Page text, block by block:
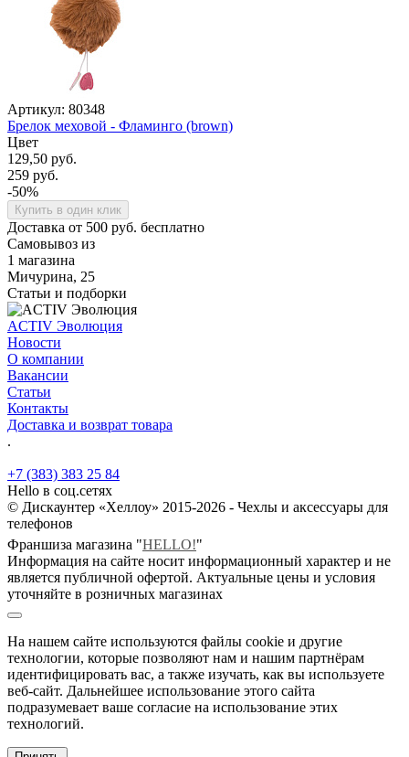
Артикул: 80348
Брелок меховой - Фламинго (brown)
Цвет
129,50 руб.
259 руб.
-50%
Купить в один клик
Доставка от 500 руб. бесплатно
Самовывоз из
1 магазина
Мичурина, 25
Статьи и подборки
ACTIV Эволюция
Новости
О компании
Вакансии
Статьи
Контакты
Доставка и возврат товара
.
+7 (383) 383 25 84
Hello в соц.сетях
© Дискаунтер «Хеллоу» 2015-2026 - Чехлы и аксессуары для
телефонов
Франшиза магазина "HELLO!"
Информация на сайте носит информационный характер и не
является публичной офертой. Актуальные цены и условия
уточняйте в розничных магазинах
На нашем сайте используются файлы cookie и другие
технологии, которые позволяют нам и нашим партнёрам
идентифицировать вас, а также изучать, как вы используете
веб-сайт. Дальнейшее использование этого сайта
подразумевает ваше согласие на использование этих
технологий.